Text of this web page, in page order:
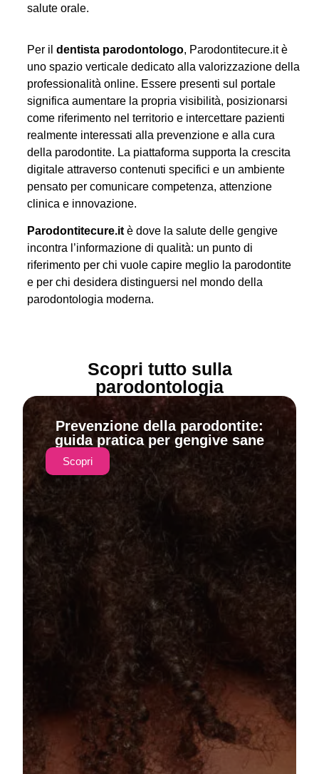
salute orale.
Per ildentista parodontologo, Parodontitecure.it è
uno spazio verticale dedicato alla valorizzazione della
professionalità online. Essere presenti sul portale
significa aumentare la propria visibilità, posizionarsi
come riferimento nel territorio e intercettare pazienti
realmente interessati alla prevenzione e alla cura
della parodontite. La piattaforma supporta la crescita
digitale attraverso contenuti specifici e un ambiente
pensato per comunicare competenza, attenzione
clinica e innovazione.
Parodontitecure.it è dove la salute delle gengive
incontra l’informazione di qualità: un punto di
riferimento per chi vuole capire meglio la parodontite
e per chi desidera distinguersi nel mondo della
parodontologia moderna.
Scopri tutto sulla
parodontologia
Prevenzione della parodontite:
guida pratica per gengive sane
Scopri